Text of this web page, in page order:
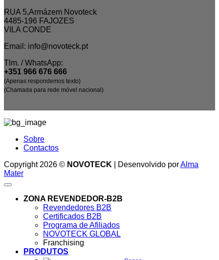
RUA 5,Armázem Novoteck
4485-196 FAJOZES
VILA CONDE
Email: info@novoteck.pt
Tlm. / WhatsApp:
+351 966 676 666
(Apenas respondemos texto)
(Chamada para rede móvel nacional)
Sobre
Contactos
Copyright 2026 © NOVOTECK | Desenvolvido porAlma
Mater
ZONA REVENDEDOR-B2B
Revendedores B2B
Certificados B2B
Programa de Afiliados
NOVOTECK GLOBAL
Franchising
PRODUTOS